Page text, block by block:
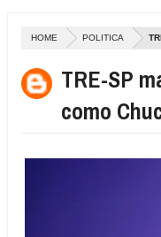
HOME POLITICA
TRE-SP
como